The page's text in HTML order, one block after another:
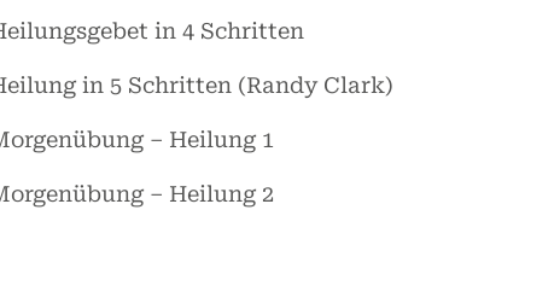
in 4 Schritten
in 5 Schritten (Randy Clark)
– Heilung 1
– Heilung 2